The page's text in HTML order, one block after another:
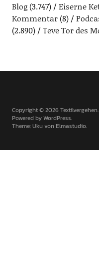
Blog(3.747) Eiserne
Kommentar(8)
(2.890)
Teve Tor des
Copyright © 2026 Textilvergehen
Powered byWordPress
Theme: Uku vonElmastudio